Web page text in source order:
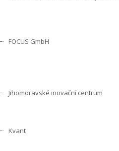
FOCUS GmbH
Jihomoravské inovační centrum
Kvant